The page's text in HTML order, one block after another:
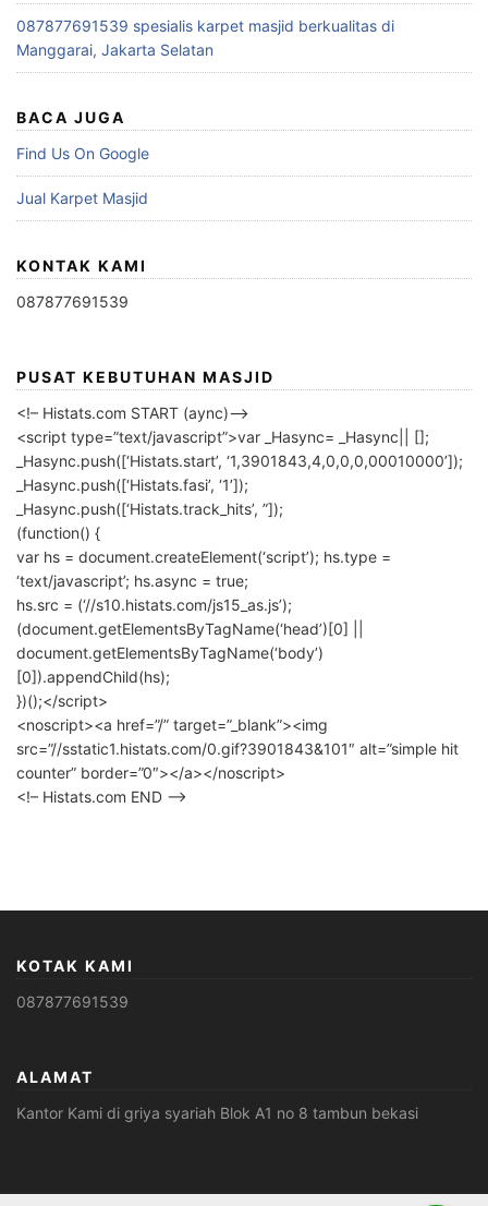
087877691539 spesialis karpet masjid berkualitas di
Manggarai, Jakarta Selatan
BACA JUGA
Find Us On Google
Jual Karpet Masjid
KONTAK KAMI
087877691539
PUSAT KEBUTUHAN MASJID
<!– Histats.com START (aync)–>
<script type=”text/javascript”>var _Hasync= _Hasync|| [];
_Hasync.push([‘Histats.start’, ‘1,3901843,4,0,0,0,00010000’]);
_Hasync.push([‘Histats.fasi’, ‘1’]);
_Hasync.push([‘Histats.track_hits’, ”]);
(function() {
var hs = document.createElement(‘script’); hs.type =
‘text/javascript’; hs.async = true;
hs.src = (‘//s10.histats.com/js15_as.js’);
(document.getElementsByTagName(‘head’)[0] ||
document.getElementsByTagName(‘body’)
[0]).appendChild(hs);
})();</script>
<noscript><a href=”/” target=”_blank”><img
src=”//sstatic1.histats.com/0.gif?3901843&101″ alt=”simple hit
counter” border=”0″></a></noscript>
<!– Histats.com END –>
KOTAK KAMI
087877691539
ALAMAT
Kantor Kami di griya syariah Blok A1 no 8 tambun bekasi